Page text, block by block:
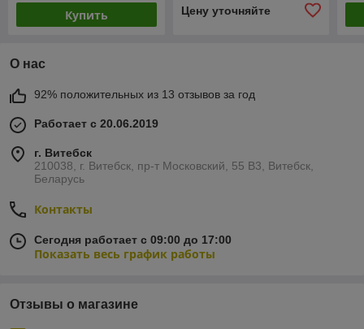
Купить Цену уточняйте
О нас
92% положительных из 13 отзывов за год
Работает с 20.06.2019
г. Витебск
210038, г. Витебск, пр-т Московский, 55 B3, Витебск,
Беларусь
Контакты
Сегодня работает с 09:00 до 17:00
Показать весь график работы
Отзывы о магазине